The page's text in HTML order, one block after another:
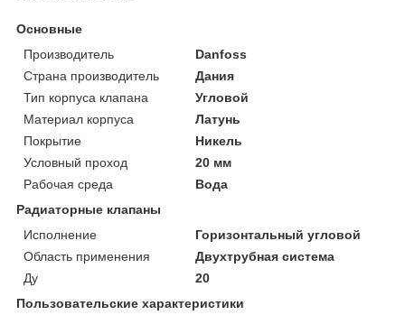
Основные
Производитель
Danfoss
Страна производитель
Дания
Тип корпуса клапана
Угловой
Материал корпуса
Латунь
Покрытие
Никель
Условный проход
20 мм
Рабочая среда
Вода
Радиаторные клапаны
Исполнение
Горизонтальный угловой
Область применения
Двухтрубная система
Ду
20
Пользовательские характеристики